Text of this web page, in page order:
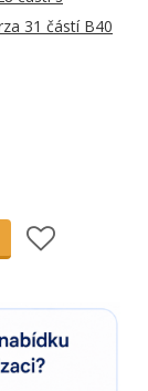
31 částí B40